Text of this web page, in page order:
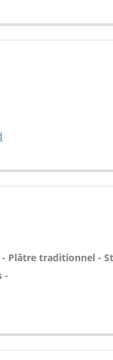
- Plâtre traditionnel -
-